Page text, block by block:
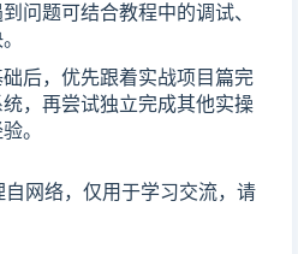
问题可结合教程中的调试、
后，优先跟着实战项目篇完
，再尝试独立完成其他实操
。
自网络，仅用于学习交流，请